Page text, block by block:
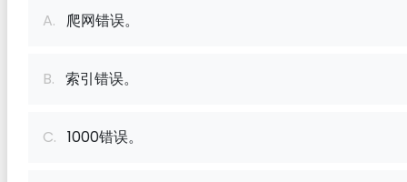
A. 爬网错误。
B. 索引错误。
C. 1000错误。